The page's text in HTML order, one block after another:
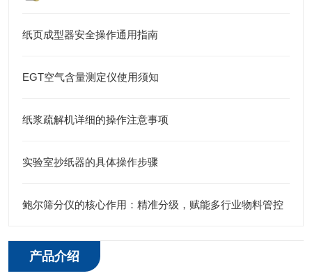
纸页成型器安全操作通用指南
EGT空气含量测定仪使用须知
纸浆疏解机详细的操作注意事项
实验室抄纸器的具体操作步骤
鲍尔筛分仪的核心作用：精准分级，赋能多行业物料管控
产品介绍